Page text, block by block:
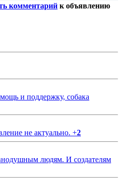
комментарий к объявлению
и поддержку, собака
не актуально. +2
людям. И создателям